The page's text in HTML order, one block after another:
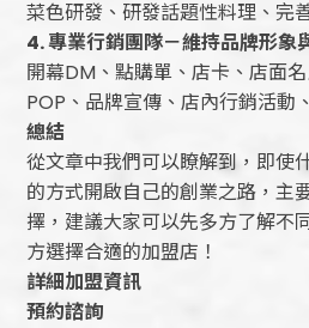
菜色研發、研發話題性料理、完
4.專業行銷團隊－維持品牌形象
開幕DM、點購單、店卡、店面
POP、品牌宣傳、店內行銷活動
總結
從文章中我們可以瞭解到，即使
的方式開啟自己的創業之路，主
擇，建議大家可以先多方了解不
方選擇合適的加盟店！
詳細加盟資訊
預約諮詢